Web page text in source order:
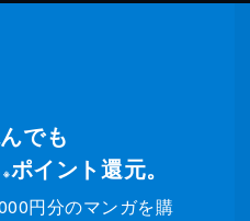
でも
※ポイント還元。
円分のマンガを購